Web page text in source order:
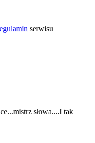
serwisu
słowa....I tak